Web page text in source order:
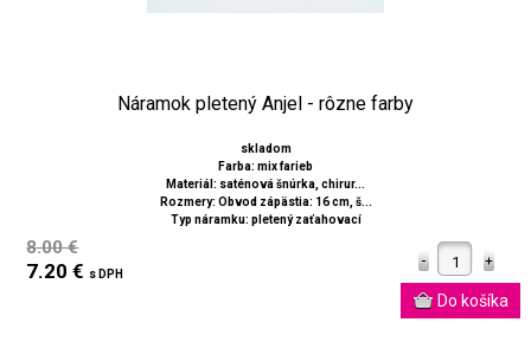
Náramok pletený Anjel - rôzne farby
skladom
Farba: mix farieb
Materiál: saténová šnúrka, chirur...
Rozmery: Obvod zápästia: 16 cm, š...
Typ náramku: pletený zaťahovací
8.00 €
7.20 € s DPH